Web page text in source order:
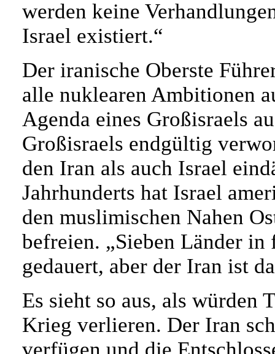
werden keine
Israel existiert.“
Der iranische Oberste
alle nuklearen Ambitionen
Agenda eines Großisraels
Großisraels endgültig
den Iran als auch Israel
Jahrhunderts hat Israel
den muslimischen Nahen
befreien. „Sieben Länder in
gedauert, aber der Iran ist
Es sieht so aus, als würden
Krieg verlieren. Der Iran